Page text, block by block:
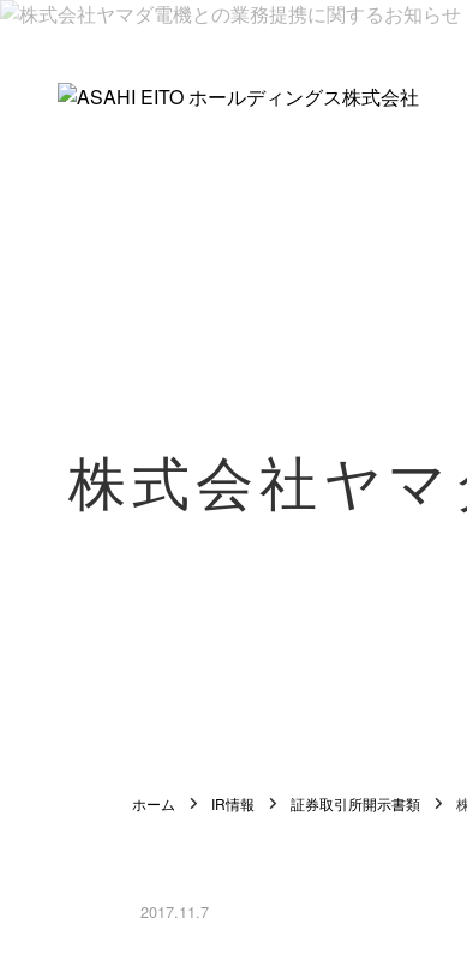
株式会社ヤ
ホーム IR情報 証券取引所開示書類
2017.11.7